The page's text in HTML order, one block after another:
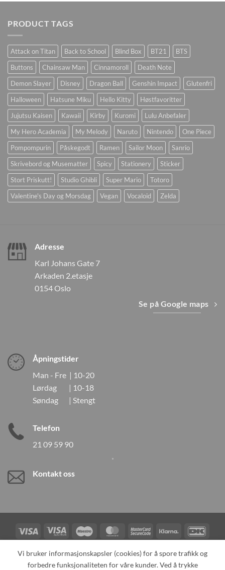
PRODUCT TAGS
Attack on Titan Back to School Blind Box BT21
BTS
Buttons
Chainsaw Man Cinnamoroll
Death Note
Demon Slayer
Disney Dragon Ball Genshin Impact
Glutenfri
Halloween
Hatsune Miku Hello Kitty
Høstfavoritter
Jujutsu Kaisen
Kawaii Kirby Kuromi
Lulu Anbefaler
My Hero Academia
My Melody Naruto Nintendo
One Piece
Pompompurin
Påskegodt Ramen Sailor Moon
Sanrio
Skrivebord og Musematter
Spicy Stationery
Sticker
Stort Priskutt!
Studio Ghibli Super Mario
Totoro
Valentine's Day og Morsdag
Vegan Vocaloid Zelda
Adresse
Karl Johans Gate 7
Arkaden 2.etasje
0154 Oslo
Se på Google maps
Åpningstider
Man - Fre | 10-20
Lørdag | 10-18
Søndag | Stengt
Telefon
21 09 59 90
Kontakt oss
Visa
Visa
Electron
Maestro MasterCardMasterCard
2
Klarna
Card
TILBAKEKALLINGER KONTAKT OSS OM OSS
Vi bruker informasjonskapsler (cookies) for å spore trafikk og
forbedre funksjonaliteten for våre kunder. Ved å trykke